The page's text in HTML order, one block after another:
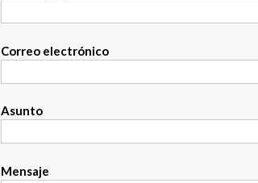
Correo electrónico
Asunto
Mensaje